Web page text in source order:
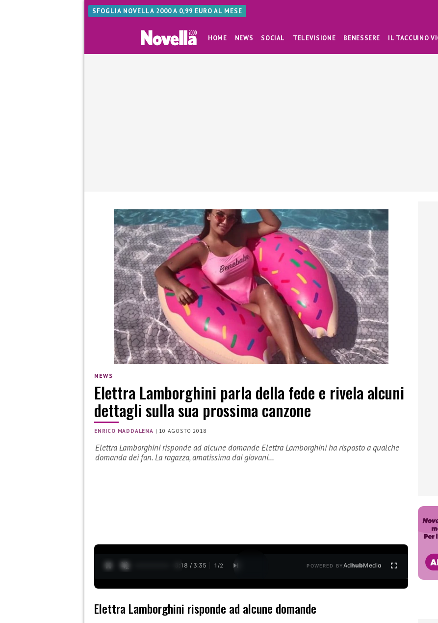
SFOGLIA NOVELLA 2000 A 0,99 EURO AL MESE
HOME NEWS SOCIAL TELEVISIONE BENESSERE IL TACCUINO
NEWS
Elettra Lamborghini parla della fede e rivela alcuni
dettagli sulla sua prossima canzone
ENRICO MADDALENA | 10 AGOSTO 2018
Elettra Lamborghini risponde ad alcune domande Elettra Lamborghini ha risposto a qualche
domanda dei fan. La ragazza, amatissima dai giovani…
0:19 / 3:35 1 /2 POWERED BYAdhubMedia
Elettra Lamborghini risponde ad alcune domande